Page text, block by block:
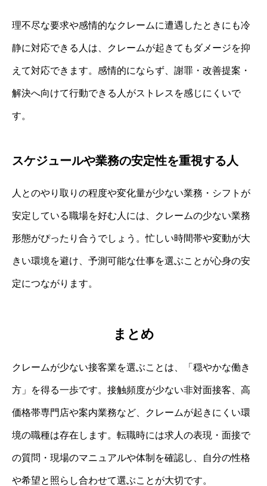
理不尽な要求や感情的なクレームに遭遇したときにも冷
静に対応できる人は、クレームが起きてもダメージを抑
えて対応できます。感情的にならず、謝罪・改善提案・
解決へ向けて行動できる人がストレスを感じにくいで
す。
スケジュールや業務の安定性を重視する人
人とのやり取りの程度や変化量が少ない業務・シフトが
安定している職場を好む人には、クレームの少ない業務
形態がぴったり合うでしょう。忙しい時間帯や変動が大
きい環境を避け、予測可能な仕事を選ぶことが心身の安
定につながります。
まとめ
クレームが少ない接客業を選ぶことは、「穏やかな働き
方」を得る一歩です。接触頻度が少ない非対面接客、高
価格帯専門店や案内業務など、クレームが起きにくい環
境の職種は存在します。転職時には求人の表現・面接で
の質問・現場のマニュアルや体制を確認し、自分の性格
や希望と照らし合わせて選ぶことが大切です。